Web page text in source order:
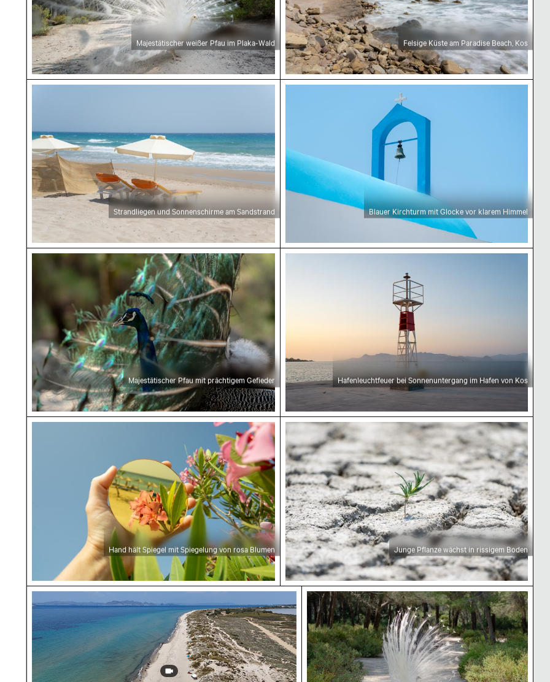
Majestätischer weißer Pfau im Plaka-Wald Felsige Küste am Paradise Beach, Kos
Strandliegen und Sonnenschirme am Sandstrand
Strandliegen und Sonnenschirme am Sandstrand
Blauer Kirchturm mit Glocke vor klarem Himmel
Blauer Kirchturm mit Glocke vor klarem Himmel
Majestätischer Pfau mit prächtigem Gefieder
Majestätischer Pfau mit prächtigem Gefieder
Hafenleuchtfeuer bei Sonnenuntergang im Hafen
Hafenleuchtfeuer bei Sonnenuntergang im Hafen von Kos
Hand hält Spiegel mit Spiegelung von rosa Blumen
Hand hält Spiegel mit Spiegelung von rosa Blumen
Junge Pflanze wächst in rissigem Boden
Junge Pflanze wächst in rissigem Boden
Luftaufnahme von Flamingo Beach auf Kos Majestätischer weißer Pfau im Plaka-Wald